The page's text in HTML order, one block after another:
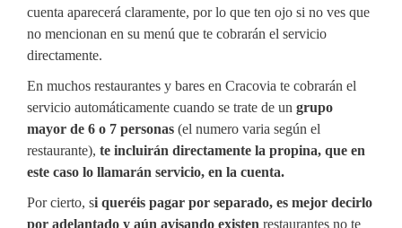
cuenta aparecerá claramente, por lo que ten ojo si no ves que
no mencionan en su menú que te cobrarán el servicio
directamente.
En muchos restaurantes y bares en Cracovia te cobrarán el
servicio automáticamente cuando se trate de un grupo
mayor de 6 o 7 personas (el numero varia según el
restaurante), te incluirán directamente la propina, que en
este caso lo llamarán servicio, en la cuenta.
Por cierto, si queréis pagar por separado, es mejor decirlo
por adelantado y aún avisando existen restaurantes no te